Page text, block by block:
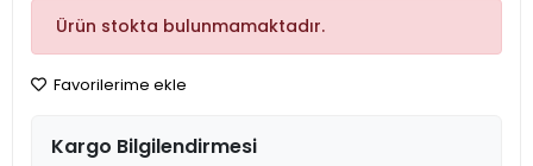
Ürün stokta bulunmamaktadır.
Favorilerime ekle
Kargo Bilgilendirmesi